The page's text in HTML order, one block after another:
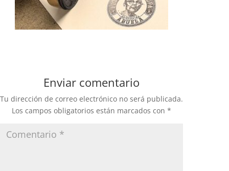
Enviar comentario
Tu dirección de correo electrónico no será publicada.
Los campos obligatorios están marcados con*